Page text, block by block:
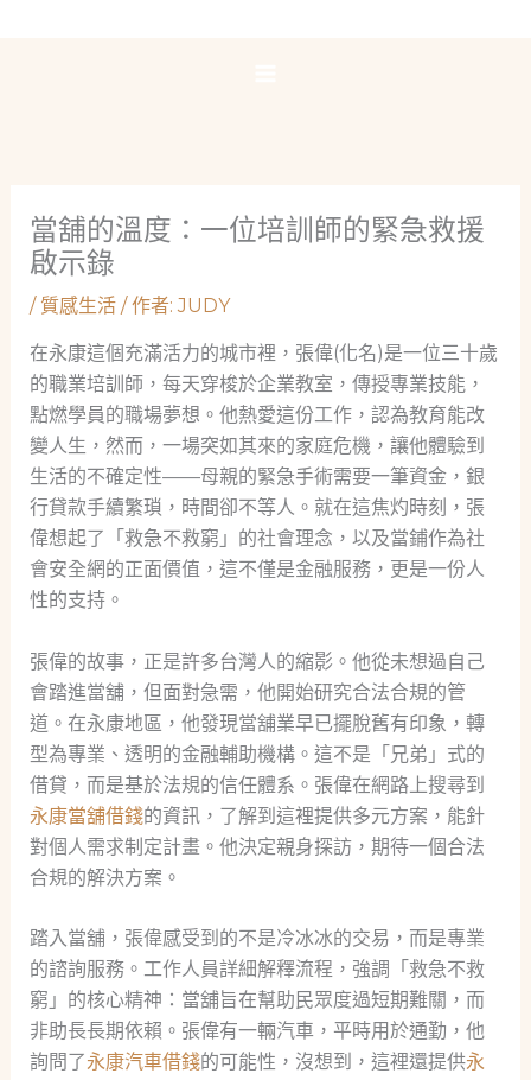
當舖的溫度：一位培訓師的緊急救援
啟示錄
/ 質感生活/ 作者:JUDY
在永康這個充滿活力的城市裡，張偉(化名)是一位三十歲
的職業培訓師，每天穿梭於企業教室，傳授專業技能，
點燃學員的職場夢想。他熱愛這份工作，認為教育能改
變人生，然而，一場突如其來的家庭危機，讓他體驗到
生活的不確定性——母親的緊急手術需要一筆資金，銀
行貸款手續繁瑣，時間卻不等人。就在這焦灼時刻，張
偉想起了「救急不救窮」的社會理念，以及當鋪作為社
會安全網的正面價值，這不僅是金融服務，更是一份人
性的支持。
張偉的故事，正是許多台灣人的縮影。他從未想過自己
會踏進當舖，但面對急需，他開始研究合法合規的管
道。在永康地區，他發現當舖業早已擺脫舊有印象，轉
型為專業、透明的金融輔助機構。這不是「兄弟」式的
借貸，而是基於法規的信任體系。張偉在網路上搜尋到
永康當舖借錢的資訊，了解到這裡提供多元方案，能針
對個人需求制定計畫。他決定親身探訪，期待一個合法
合規的解決方案。
踏入當舖，張偉感受到的不是冷冰冰的交易，而是專業
的諮詢服務。工作人員詳細解釋流程，強調「救急不救
窮」的核心精神：當舖旨在幫助民眾度過短期難關，而
非助長長期依賴。張偉有一輛汽車，平時用於通勤，他
詢問了永康汽車借錢的可能性，沒想到，這裡還提供永